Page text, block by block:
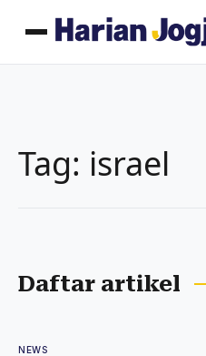
Tag: israel
Daftar artikel
NEWS